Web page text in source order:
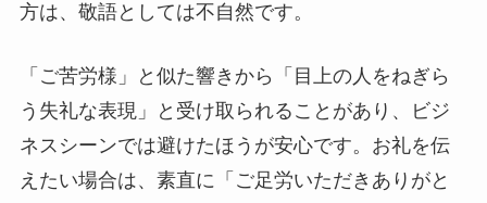
方は、敬語としては不自然です。
「ご苦労様」と似た響きから「目上の人をねぎら
う失礼な表現」と受け取られることがあり、ビジ
ネスシーンでは避けたほうが安心です。お礼を伝
えたい場合は、素直に「ご足労いただきありがと